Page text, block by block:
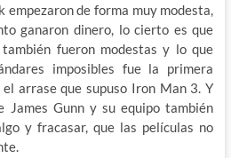
empezaron de forma muy modesta,
ganaron dinero, lo cierto es que
fueron modestas y lo que
imposibles fue la primera
arrase que supuso Iron Man 3. Y
James Gunn y su equipo también
y fracasar, que las películas no